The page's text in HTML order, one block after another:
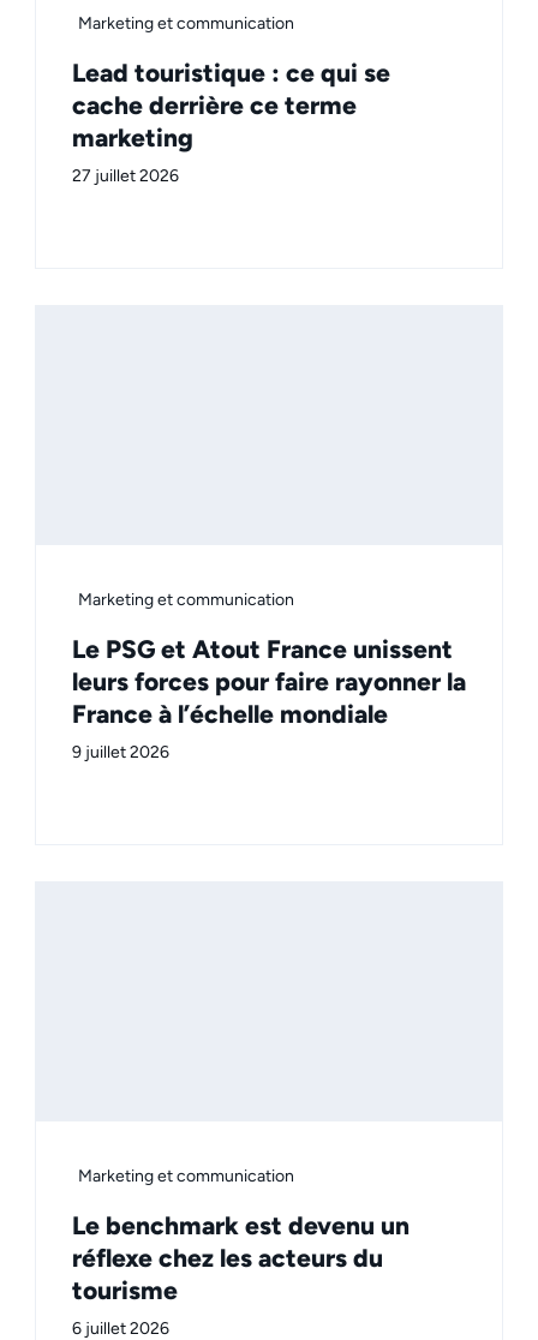
Marketing et communication
Lead touristique : ce qui se
cache derrière ce terme
marketing
27 juillet 2026
Marketing et communication
Le PSG et Atout France unissent
leurs forces pour faire rayonner la
France à l’échelle mondiale
9 juillet 2026
Marketing et communication
Le benchmark est devenu un
réflexe chez les acteurs du
tourisme
6 juillet 2026